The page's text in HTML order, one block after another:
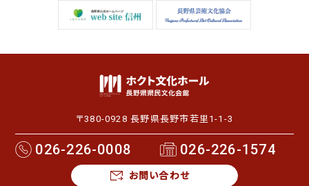
〒380-0928 長野県長野市若里1-1-3
026-226-0008 026-226-1574
お問い合わせ